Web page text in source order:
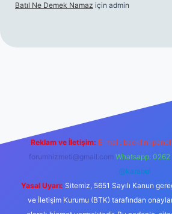
Batıl Ne Demek Namaz için admin
Reklam ve İletişim: E-mail:
forumhizmeti@gmail.com Whatsapp:
@karabul
Yasal Uyarı: Sitemiz, 5651 Sayılı Kanun
ve İletişim Kurumu (BTK) tarafından